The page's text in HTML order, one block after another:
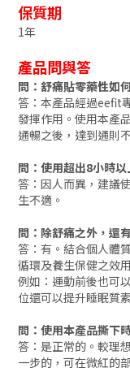
保質期
1年
產品問與答
問：舒痛貼零藥性如
答：本產品經過eefit
發揮作用。使用本產
通暢之後，達到通則
問：使用超出8小時以
答：因人而異，建議
生不適。
問：除舒痛之外，還
答：有。結合個人體
循環及養生保健之效
例如：運動前後也可
位還可以提升睡眠質
問：使用本產品撕下
答：是正常的。較理
一步的，可在微紅的